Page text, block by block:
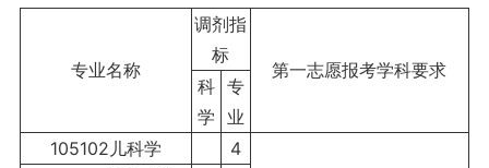
专业名称
调剂指
标
第一志愿报考学科要求
科
学
专
业
105102儿科学
4